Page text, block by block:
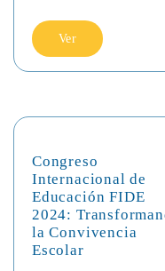
Ver
Congreso
Internacional de
Educación FIDE
2024:
la Convivencia
Escolar